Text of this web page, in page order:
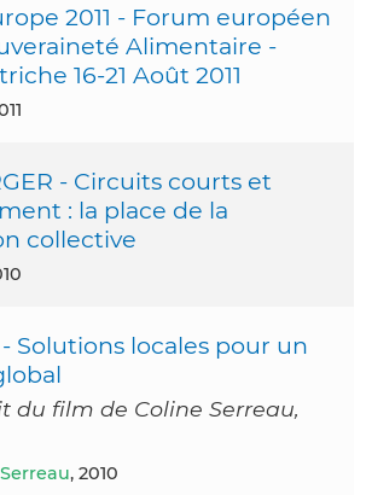
2011 - Forum européen
Alimentaire -
16-21 Août 2011
- Circuits courts et
: la place de la
collective
- Solutions locales pour un
du film de Coline Serreau,
Serreau, 2010